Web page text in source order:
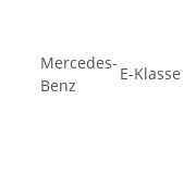
Mercedes-
Benz
E-Klasse